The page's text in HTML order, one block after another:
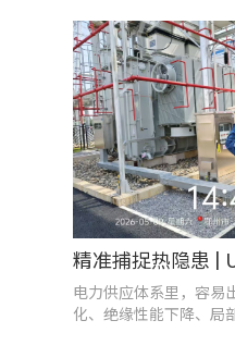
电力供应体系里，容易
化、绝缘性能下降、局